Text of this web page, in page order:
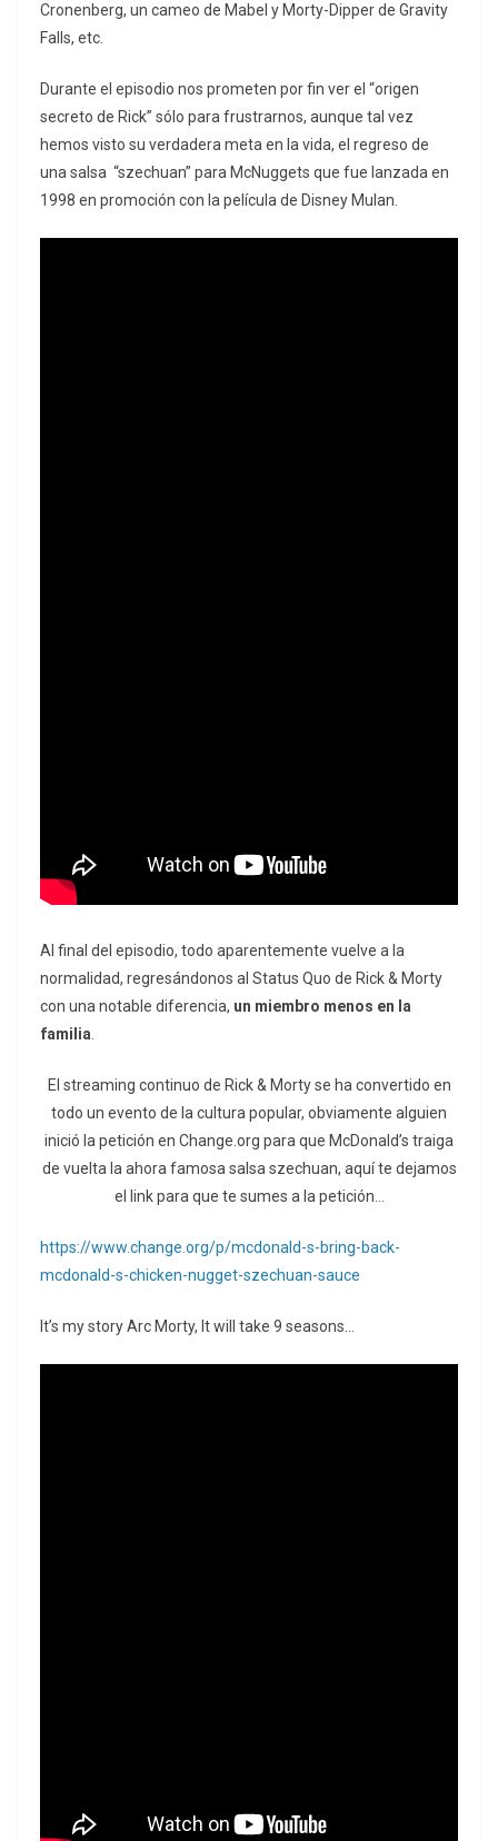
Cronenberg, un cameo de Mabel y Morty-Dipper de Gravity
Falls, etc.
Durante el episodio nos prometen por fin ver el “origen
secreto de Rick” sólo para frustrarnos, aunque tal vez
hemos visto su verdadera meta en la vida, el regreso de
una salsa “szechuan” para McNuggets que fue lanzada en
1998 en promoción con la película de Disney Mulan.
Al final del episodio, todo aparentemente vuelve a la
normalidad, regresándonos al Status Quo de Rick & Morty
con una notable diferencia, un miembro menos en la
familia
El streaming continuo de Rick & Morty se ha convertido en
todo un evento de la cultura popular, obviamente alguien
inició la petición en Change.org para que McDonald’s traiga
de vuelta la ahora famosa salsa szechuan, aquí te dejamos
el link para que te sumes a la petición…
https://www.change.org/p/mcdonald-s-bring-back-
mcdonald-s-chicken-nugget-szechuan-sauce
It’s my story Arc Morty, It will take 9 seasons…